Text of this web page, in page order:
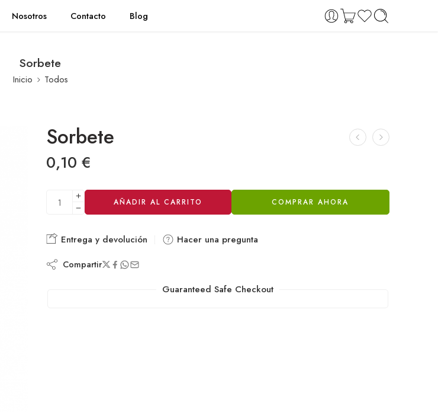
Nosotros Contacto Blog
Sorbete
Inicio Todos
Sorbete
0,10 €
AÑADIR AL CARRITO COMPRAR AHORA
Alternative:
Entrega y devolución Hacer una pregunta
Compartir
Guaranteed Safe Checkout